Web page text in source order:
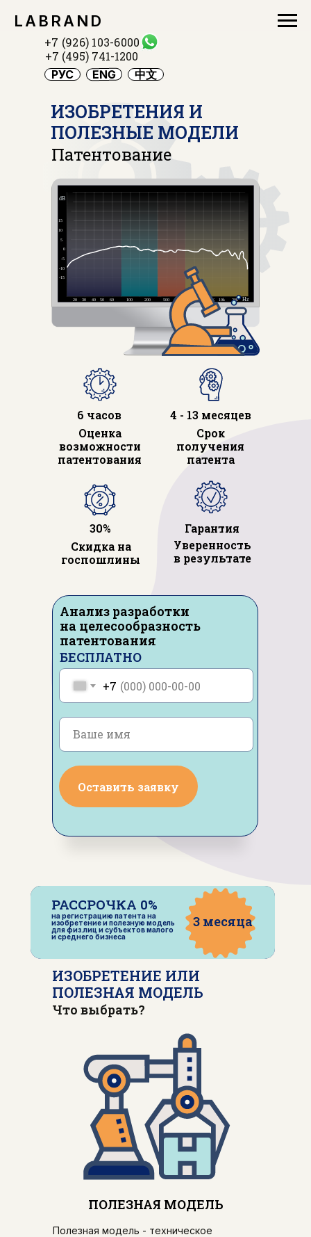
LABRAND
+7 (926) 103-6000
РУС ENG 中文
+7 (495) 741-1200
Патентование
ИЗОБРЕТЕНИЯ И
ПОЛЕЗНЫЕ МОДЕЛИ
+7
Ваше имя
Оставить заявку
БЕСПЛАТНО
Анализ разработки
на целесообразность
патентования
6 часов
Срок
получения
патента
4 - 13 месяцев
30%
Скидка на
госпошлины
Уверенность
в результате
Гарантия
Оценка
возможности
патентования
РАССРОЧКА 0%
3 месяца
на регистрацию патента на
изобретение и полезную модель
для физ.лиц и субъектов малого
и среднего бизнеса
ИЗОБРЕТЕНИЕ ИЛИ
ПОЛЕЗНАЯ МОДЕЛЬ
Что выбрать?
Полезная модель - техническое
ПОЛЕЗНАЯ МОДЕЛЬ